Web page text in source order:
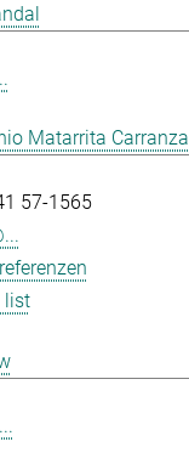
Matarrita Carranza
57-1565
list